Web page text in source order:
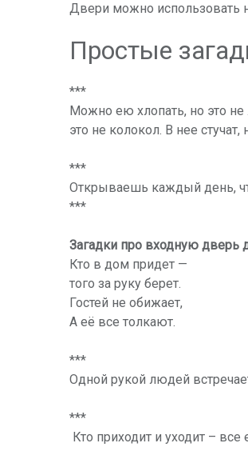
Двери можно использовать
Простые
***
Можно ею хлопать, но это не
это не колокол. В нее стучат,
***
Открываешь каждый день,
***
Загадки про входную дверь
Кто в дом придет —
того за руку берет.
Гостей не обижает,
А её все толкают.
***
Одной рукой людей
***
Кто приходит и уходит – все